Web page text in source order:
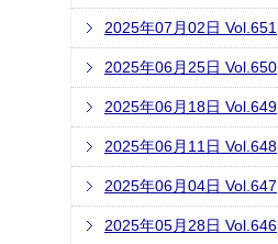
2025年07月02日 Vol.651
2025年06月25日 Vol.650
2025年06月18日 Vol.649
2025年06月11日 Vol.648
2025年06月04日 Vol.647
2025年05月28日 Vol.646